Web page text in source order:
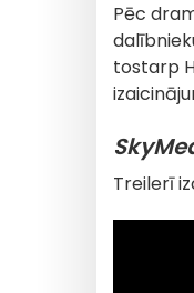
Pēc
tostarp
Treilerī